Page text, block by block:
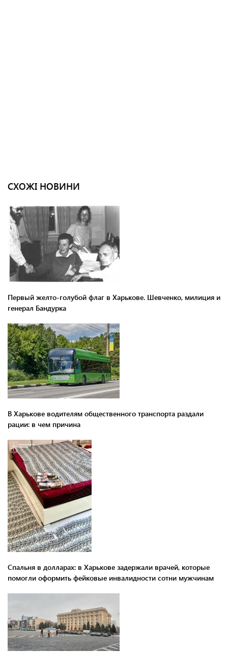
СХОЖІ НОВИНИ
Первый желто-голубой флаг в Харькове. Шевченко, милиция и
генерал Бандурка
В Харькове водителям общественного транспорта раздали
рации: в чем причина
Спальня в долларах: в Харькове задержали врачей, которые
помогли оформить фейковые инвалидности сотни мужчинам